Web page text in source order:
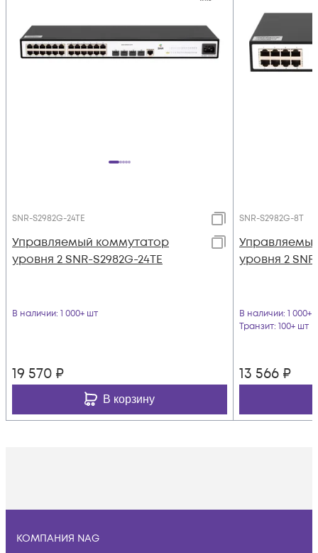
SNR-S2982G-24TE
Управляемый коммутатор
уровня 2 SNR-S2982G-24TE
В наличии: 1 000+ шт
19 570 ₽
В корзину
SNR-S2982G-8T
уровня 2
В наличии: 1 000+
Транзит: 100+ шт
13 566 ₽
КОМПАНИЯ NAG